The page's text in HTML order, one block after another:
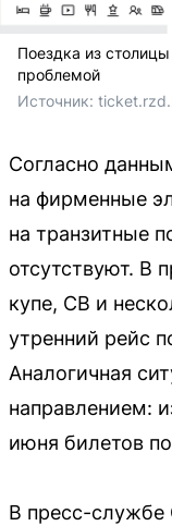
Поездка из
проблемой
Источник:
Согласно
на фирменные
на транзитные
отсутствуют. В
купе, СВ и
утренний рейс
Аналогичная
направлением:
июня билетов
В пресс-службе